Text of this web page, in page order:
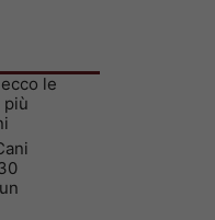
le
più